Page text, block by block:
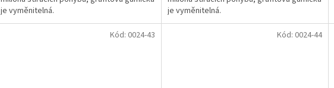
je vyměnitelná.
je vyměnitelná.
Kód: 0024-43 Kód: 0024-44